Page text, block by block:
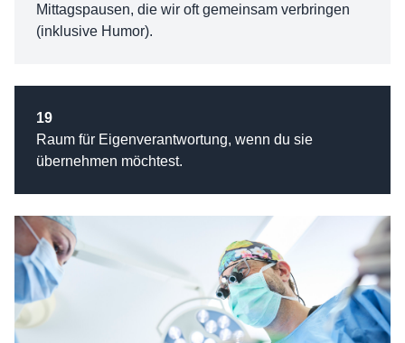
Mittagspausen, die wir oft gemeinsam verbringen
(inklusive Humor).
19
Raum für Eigenverantwortung, wenn du sie
übernehmen möchtest.